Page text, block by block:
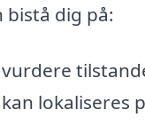
bistå dig på:
lokaliseres